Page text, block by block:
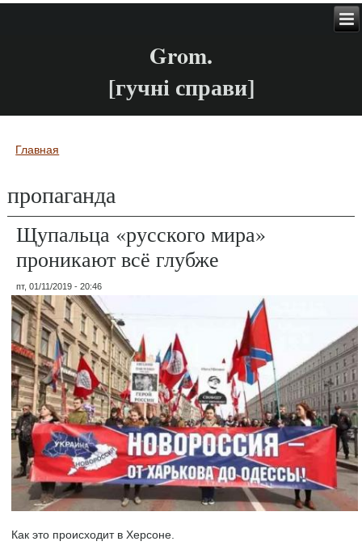
Grom.
[гучні справи]
Вы здесь
Главная
пропаганда
Щупальца «русского мира»
проникают всё глубже
пт, 01/11/2019 - 20:46
Как это происходит в Херсоне.